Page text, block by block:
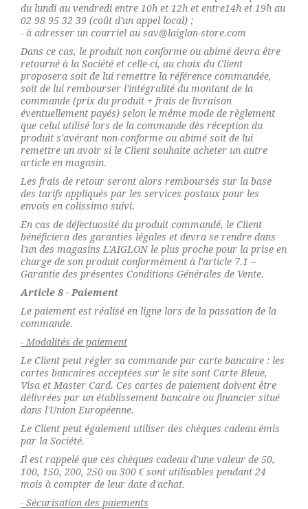
du lundi au vendredi entre 10h et 12h et entre14h et 19h au
02 98 95 32 39 (coût d'un appel local) ;
- à adresser un courriel au sav@laiglon-store.com
Dans ce cas, le produit non conforme ou abimé devra être
retourné à la Société et celle-ci, au choix du Client
proposera soit de lui remettre la référence commandée,
soit de lui rembourser l'intégralité du montant de la
commande (prix du produit + frais de livraison
éventuellement payés) selon le même mode de règlement
que celui utilisé lors de la commande dès réception du
produit s'avérant non-conforme ou abimé soit de lui
remettre un avoir si le Client souhaite acheter un autre
article en magasin.
Les frais de retour seront alors remboursés sur la base
des tarifs appliqués par les services postaux pour les
envois en colissimo suivi.
En cas de défectuosité du produit commandé, le Client
bénéficiera des garanties légales et devra se rendre dans
l'un des magasins L'AIGLON le plus proche pour la prise en
charge de son produit conformément à l'article 7.1 –
Garantie des présentes Conditions Générales de Vente.
Article 8 - Paiement
Le paiement est réalisé en ligne lors de la passation de la
commande.
- Modalités de paiement
Le Client peut régler sa commande par carte bancaire : les
cartes bancaires acceptées sur le site sont Carte Bleue,
Visa et Master Card. Ces cartes de paiement doivent être
délivrées par un établissement bancaire ou financier situé
dans l'Union Européenne.
Le Client peut également utiliser des chèques cadeau émis
par la Société.
Il est rappelé que ces chèques cadeau d'une valeur de 50,
100, 150, 200, 250 ou 300 € sont utilisables pendant 24
mois à compter de leur date d'achat.
- Sécurisation des paiements